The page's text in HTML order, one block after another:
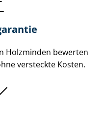
Holzminden bewerten
versteckte Kosten.